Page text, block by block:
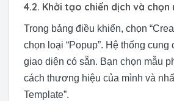
4.2. Khởi tạo chiến dịch và
Trong bảng điều khiển, chọn
chọn loại “Popup”. Hệ thống cung
giao diện có sẵn. Bạn chọn mẫu
cách thương hiệu của mình và
Template”.